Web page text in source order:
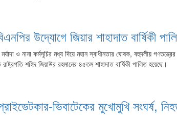
উদ্যোগে জিয়ার শাহাদাত বার্ষিকী
ও নানা কর্মসূচির মধ্য দিয়ে মহান স্বাধীনতার ঘোষক, বহুদলীয় গণতন্ত্রের
শহিদ জিয়াউর রহমানের ৪৫তম শাহাদাত বার্ষিকী পালিত হয়েছে।
ভিবাটেকের মুখোমুখি সংঘর্ষ,